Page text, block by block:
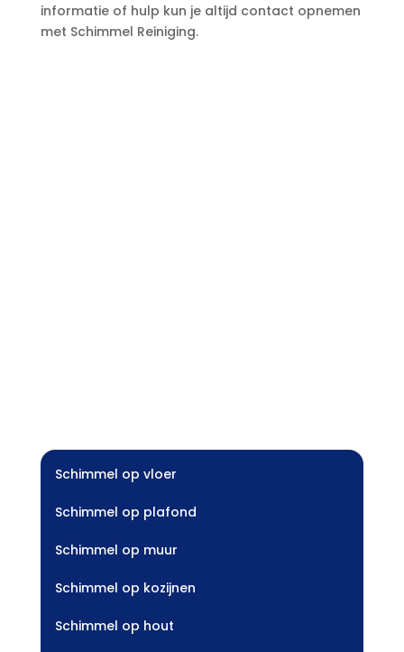
informatie of hulp kun je altijd contact opnemen
met Schimmel Reiniging.​
Schimmel op vloer
Schimmel op plafond
Schimmel op muur
Schimmel op kozijnen
Schimmel op hout